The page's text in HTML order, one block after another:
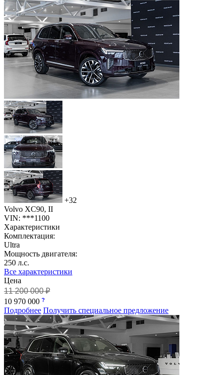
+32
Volvo XC90, II
VIN: ***1100
Характеристики
Комплектация:
Ultra
Мощность двигателя:
250 л.с.
Все характеристики
Цена
11 200 000 ₽
10 970 000
Подробнее Получить специальное предложение